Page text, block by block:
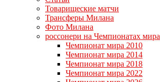
Товарищеские матчи
Трансферы Милана
Фото Милана
россонери на Чемпионатах мира
Чемпионат мира 2010
Чемпионат мира 2014
Чемпионат мира 2018
Чемпионат мира 2022